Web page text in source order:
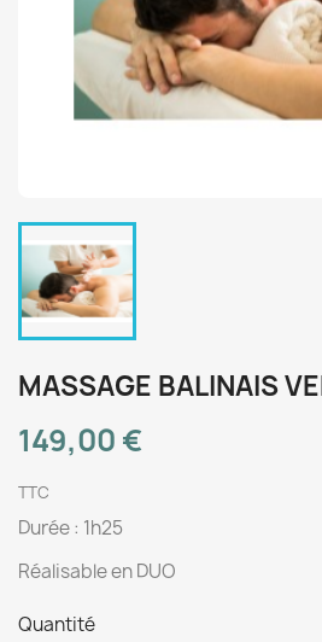
MASSAGE BALINAIS
149,00 €
TTC
Durée : 1h25
Réalisable en DUO
Quantité